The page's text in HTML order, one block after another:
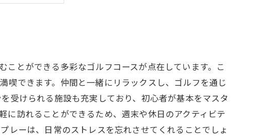
！
とができる多彩なゴルフコースが点在しています。こ
喫できます。仲間と一緒にリラックスし、ゴルフを通じ
受けられる施設も充実しており、初心者が基本をマスタ
訪れることができるため、週末や休日のアクティビテ
レーは、日常のストレスを忘れさせてくれることでしょ